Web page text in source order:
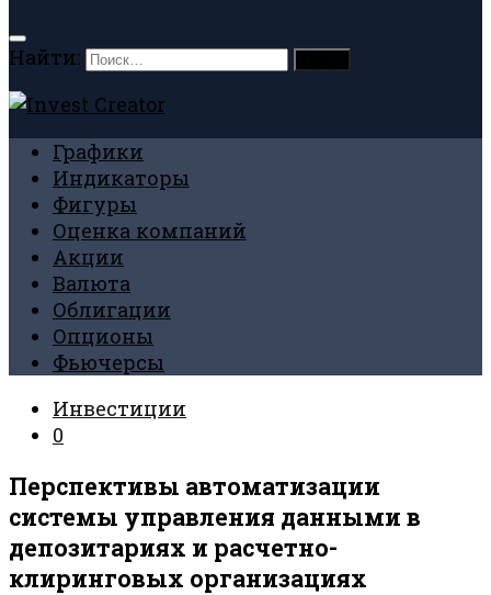
Найти:
Графики
Индикаторы
Фигуры
Оценка компаний
Акции
Валюта
Облигации
Опционы
Фьючерсы
Инвестиции
0
Перспективы автоматизации
системы управления данными в
депозитариях и расчетно-
клиринговых организациях